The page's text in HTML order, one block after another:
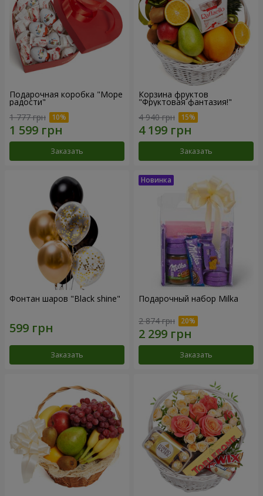
Подарочная коробка "Море
радости"
1 777 грн
Заказать
Корзина фруктов
"Фруктовая фантазия!"
4 940 грн
Заказать
Фонтан шаров "Black shine"
Заказать
Подарочный набор Milka
2 874 грн
Заказать